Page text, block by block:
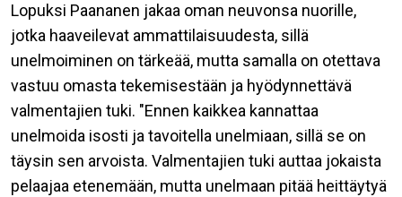
Lopuksi Paananen jakaa oman neuvonsa nuorille,
jotka haaveilevat ammattilaisuudesta, sillä
unelmoiminen on tärkeää, mutta samalla on otettava
vastuu omasta tekemisestään ja hyödynnettävä
valmentajien tuki. "Ennen kaikkea kannattaa
unelmoida isosti ja tavoitella unelmiaan, sillä se on
täysin sen arvoista. Valmentajien tuki auttaa jokaista
pelaajaa etenemään, mutta unelmaan pitää heittäytyä